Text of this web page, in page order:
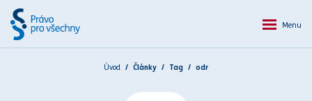
Menu
Úvod Články Tag odr